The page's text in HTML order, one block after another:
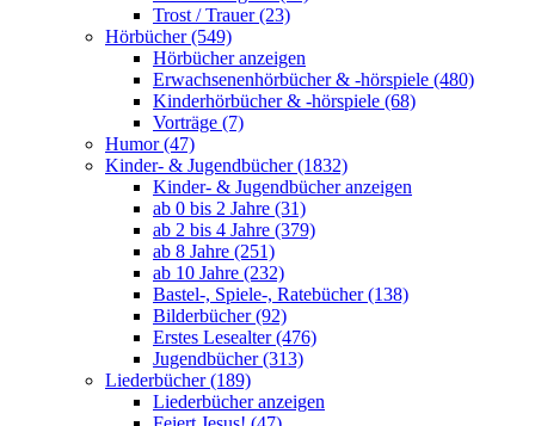
Trost / Trauer (23)
Hörbücher (549)
Hörbücher anzeigen
Erwachsenenhörbücher & -hörspiele (480)
Kinderhörbücher & -hörspiele (68)
Vorträge (7)
Humor (47)
Kinder- & Jugendbücher (1832)
Kinder- & Jugendbücher anzeigen
ab 0 bis 2 Jahre (31)
ab 2 bis 4 Jahre (379)
ab 8 Jahre (251)
ab 10 Jahre (232)
Bastel-, Spiele-, Ratebücher (138)
Bilderbücher (92)
Erstes Lesealter (476)
Jugendbücher (313)
Liederbücher (189)
Liederbücher anzeigen